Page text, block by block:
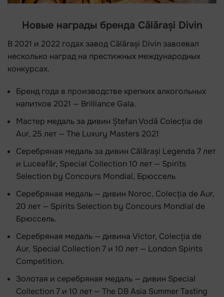
Новые награды бренда Călărași Divin
В 2021 и 2022 годах завод Călărași Divin завоевал
несколько наград на престижных международных
конкурсах.
Бренд года в производстве крепких алкогольных
напитков 2021 — Brilliance Gala.
Мастер медаль за дивин Ștefan Vodă Colecția de
Aur, 25 лет — The Luxury Masters 2021
Серебряная медаль за дивин Călărași Legenda 7 лет
и Luceafăr, Special Collection 10 лет — Spirits
Selection by Concours Mondial, Брюссель
Серебряная медаль — дивин Noroc, Colecția de Aur,
20 лет — Spirits Selection by Concours Mondial de
Брюссель.
Серебряная медаль — дивина Victor, Colecția de
Aur, Special Collection 7 и 10 лет — London Spirits
Competition.
Золотая и серебряная медаль — дивин Special
Collection 7 и 10 лет — The DB Asia Summer Tasting